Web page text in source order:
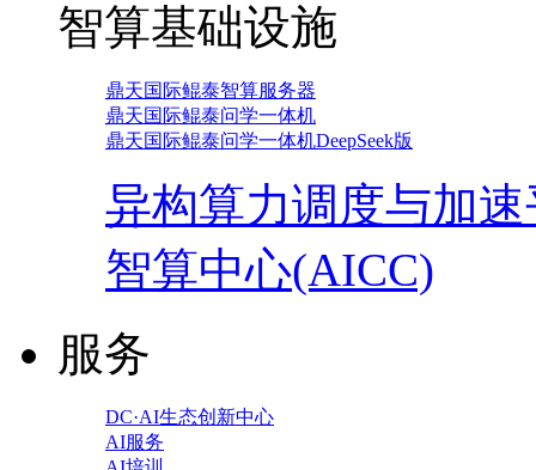
智算基础设施
鼎天国际鲲泰智算服务器
鼎天国际鲲泰问学一体机
鼎天国际鲲泰问学一体机DeepSeek版
异构算力调度与加
智算中心(AICC)
服务
DC·AI生态创新中心
AI服务